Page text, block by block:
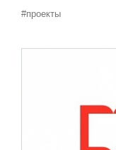
#проекты